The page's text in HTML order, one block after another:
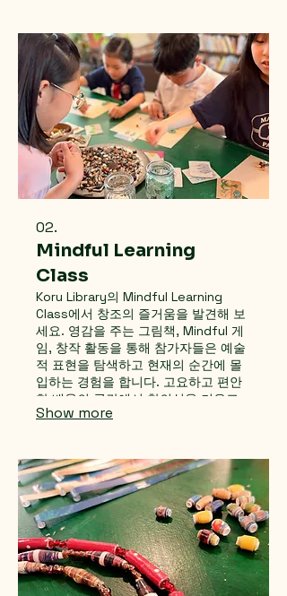
청소년이 참여할 수 있습니다. Our
unique Reading & Writing Classes
at Koru nurture a love for
literature while helping students
develop expressive speaking and
writing skills.
02.
Mindful Learning
Class
Koru Library의 Mindful Learning
Class에서 창조의 즐거움을 발견해 보
세요. 영감을 주는 그림책, Mindful 게
임, 창작 활동을 통해 참가자들은 예술
적 표현을 탐색하고 현재의 순간에 몰
입하는 경험을 합니다. 고요하고 편안
한 배움의 공간에서 창의성을 키우고,
자신과의 더 깊은 연결을 경험해 보아
our Mindful Learning Class at Koru
Library. This engaging experience
combines inspiring picturebooks
with mindful games and art
projects, encouraging participants
to explore their artistic
expressions while cultivating
awareness and presence.
Show more